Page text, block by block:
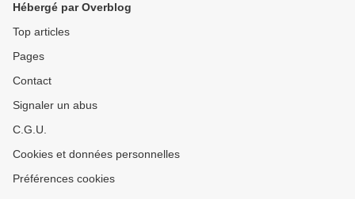
Hébergé par Overblog
Top articles
Pages
Contact
Signaler un abus
C.G.U.
Cookies et données personnelles
Préférences cookies